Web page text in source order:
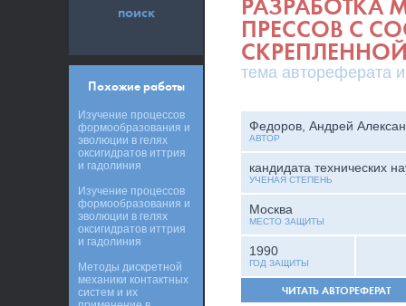
РАЗРАБОТКА
ПРЕССОВ С
тема автореферата
Федоров, Андрей
АВТОР
кандидата технических
УЧЕНАЯ СТЕПЕНЬ
Москва
МЕСТО ЗАЩИТЫ
1990
ГОД ЗАЩИТЫ
ЧИТАТЬ АВТОРЕФЕРАТ
поиск
Похожие работы
Изучение процессов
формообразования и
эволюции в гелях
оксигидратов иттрия
и гадолиния
Изучение процессов
формообразования и
эволюции в гелях
оксигидратов иттрия
и гадолиния
Методы дискретной
механики контактных
систем и их